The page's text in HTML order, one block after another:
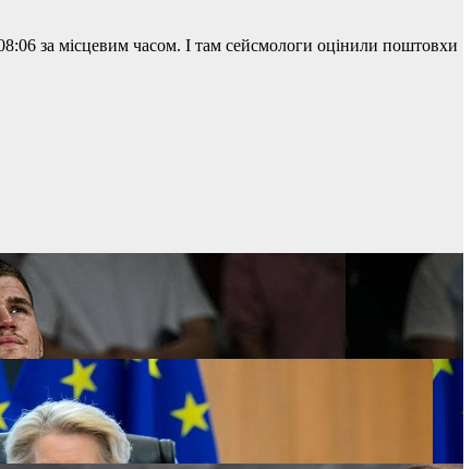
за місцевим часом. І там сейсмологи оцінили поштовхи